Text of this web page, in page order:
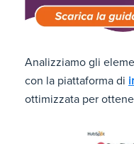
Analizziamo gli
con la piattaforma di
ottimizzata per